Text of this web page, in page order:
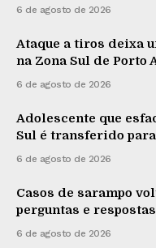
6 de agosto de 2026
Ataque a tiros deixa
na Zona Sul de Porto
6 de agosto de 2026
Adolescente que
Sul é transferido
6 de agosto de 2026
Casos de sarampo
perguntas e
6 de agosto de 2026